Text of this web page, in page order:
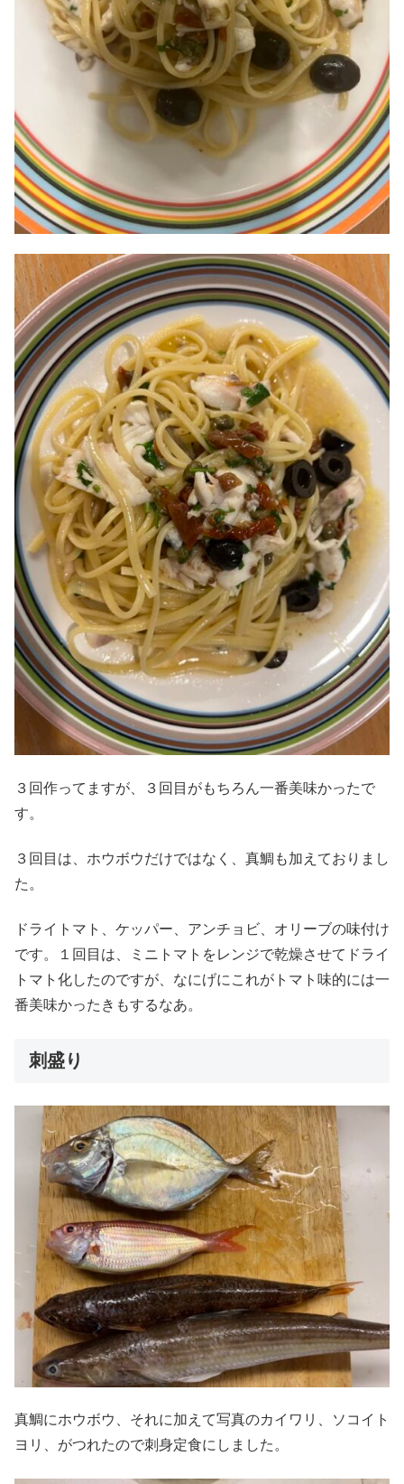
３回作ってますが、３回目がもちろん一番美味かったで
す。
３回目は、ホウボウだけではなく、真鯛も加えておりまし
た。
ドライトマト、ケッパー、アンチョビ、オリーブの味付け
です。１回目は、ミニトマトをレンジで乾燥させてドライ
トマト化したのですが、なにげにこれがトマト味的には一
番美味かったきもするなあ。
刺盛り
真鯛にホウボウ、それに加えて写真のカイワリ、ソコイト
ヨリ、がつれたので刺身定食にしました。